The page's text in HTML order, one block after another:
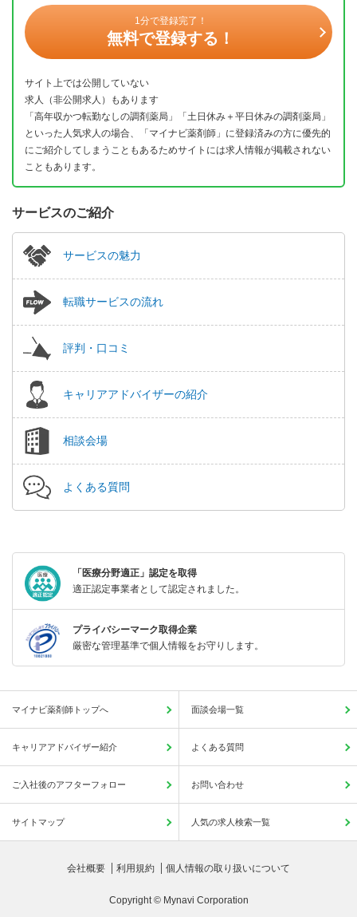
1分で登録完了！
無料で登録する！
サイト上では公開していない
求人（非公開求人）もあります
「高年収かつ転勤なしの調剤薬局」「土日休み＋平日休みの調剤薬局」
といった人気求人の場合、「マイナビ薬剤師」に登録済みの方に優先的
にご紹介してしまうこともあるためサイトには求人情報が掲載されない
こともあります。
サービスのご紹介
サービスの魅力
転職サービスの流れ
評判・口コミ
キャリアアドバイザーの紹介
相談会場
よくある質問
「医療分野適正」認定を取得
適正認定事業者として認定されました。
プライバシーマーク取得企業
厳密な管理基準で個人情報をお守りします。
マイナビ薬剤師トップへ 面談会場一覧
キャリアアドバイザー紹介 よくある質問
ご入社後のアフターフォロー お問い合わせ
サイトマップ 人気の求人検索一覧
会社概要 利用規約 個人情報の取り扱いについて
Copyright © Mynavi Corporation